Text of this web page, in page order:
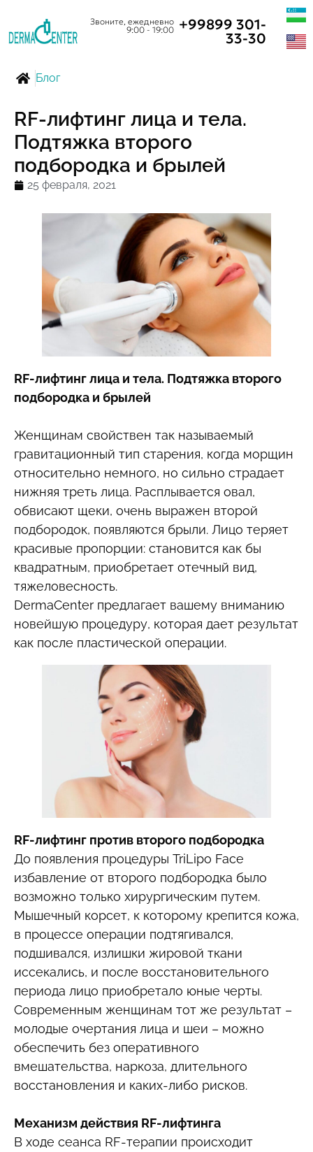
Звоните, ежедневно
9:00 - 19:00 +99899 301-
33-30
Блог
RF-лифтинг лица и тела.
Подтяжка второго
подбородка и брылей
25 февраля, 2021
RF-лифтинг лица и тела. Подтяжка второго
подбородка и брылей
Женщинам свойствен так называемый
гравитационный тип старения, когда морщин
относительно немного, но сильно страдает
нижняя треть лица. Расплывается овал,
обвисают щеки, очень выражен второй
подбородок, появляются брыли. Лицо теряет
красивые пропорции: становится как бы
квадратным, приобретает отечный вид,
тяжеловесность.
DermaCenter предлагает вашему вниманию
новейшую процедуру, которая дает результат
как после пластической операции.
RF-лифтинг против второго подбородка
До появления процедуры TriLipo Face
избавление от второго подбородка было
возможно только хирургическим путем.
Мышечный корсет, к которому крепится кожа,
в процессе операции подтягивался,
подшивался, излишки жировой ткани
иссекались, и после восстановительного
периода лицо приобретало юные черты.
Современным женщинам тот же результат –
молодые очертания лица и шеи – можно
обеспечить без оперативного
вмешательства, наркоза, длительного
восстановления и каких-либо рисков.
Механизм действия RF-лифтинга
В ходе сеанса RF-терапии происходит